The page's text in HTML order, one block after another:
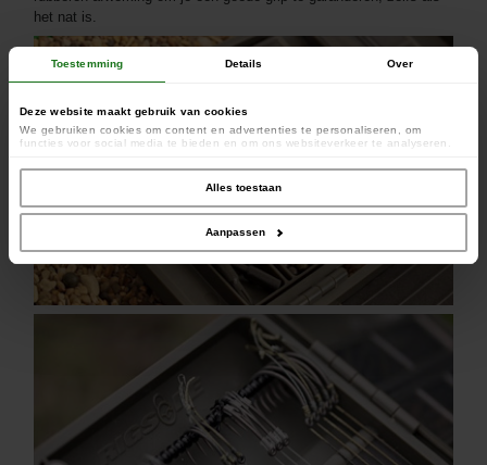
Toestemming Details Over
Deze website maakt gebruik van cookies
We gebruiken cookies om content en advertenties te personaliseren, om
functies voor social media te bieden en om ons websiteverkeer te analyseren.
social media, adverteren en analyse. Deze partners kunnen deze gegevens
combineren met andere informatie die u aan ze heeft verstrekt of die ze hebben
verzameld op basis van uw gebruik van hun services.
Alles toestaan
Aanpassen
het nat is.